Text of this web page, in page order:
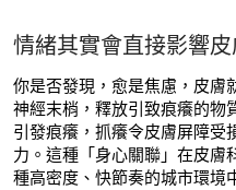
情緒其實會直接影響皮
你是否發現，愈是焦慮，皮膚
神經末梢，釋放引致痕癢的物
引發痕癢，抓癢令皮膚屏障受
力。這種「身心關聯」在皮膚
種高密度、快節奏的城市環境